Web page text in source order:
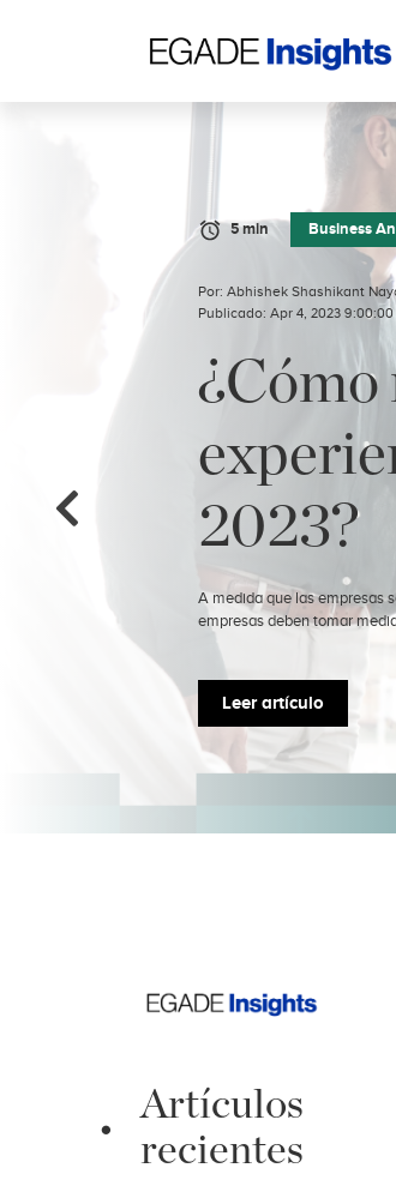
5 min Business
Por: Abhishek Shashikant
Publicado: Apr 4, 2023 9:00:00
¿Cómo
2023?
A medida que las empresas
empresas deben tomar
Leer artículo
Artículos
recientes